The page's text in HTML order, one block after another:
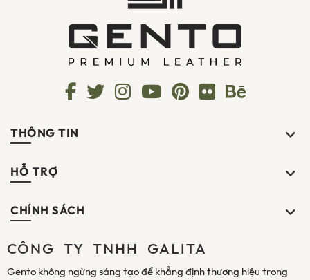
THÔNG TIN
HỖ TRỢ
CHÍNH SÁCH
CÔNG TY TNHH GALITA
Gento không ngừng sáng tạo để khẳng định thương hiệu trong